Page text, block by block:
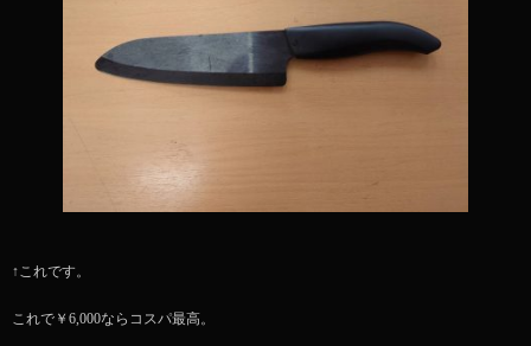
↑これです。
これで￥6,000ならコスパ最高。